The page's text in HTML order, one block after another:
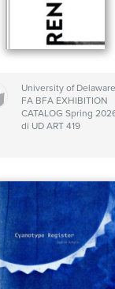
University of
FA BFA EXHIBITION
CATALOG Spring
di UD ART 419